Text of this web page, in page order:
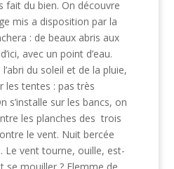
fait du bien. On découvre
mis a disposition par la
: de beaux abris aux
avec un point d’eau.
du soleil et de la pluie,
les tentes : pas très
s’installe sur les bancs, on
les planches des trois
le vent. Nuit bercée
Le vent tourne, ouille, est-
se mouiller ? Flemme de